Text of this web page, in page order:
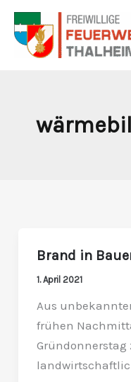
Zum
Inhalt
springen
Brand in
1. April 2021
Aus
frühen
Gründonnerstag
Brand
in